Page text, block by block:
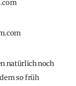
natürlich noch
so früh